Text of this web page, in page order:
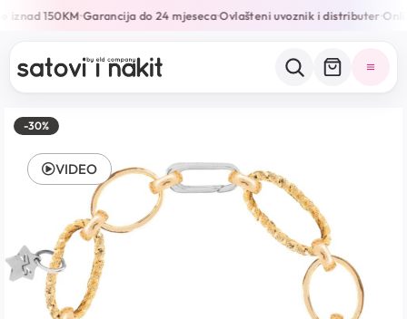
iznad 150KM•Garancija do 24 mjeseca•Ovlašteni uvoznik i distributer•
-30%
VIDEO